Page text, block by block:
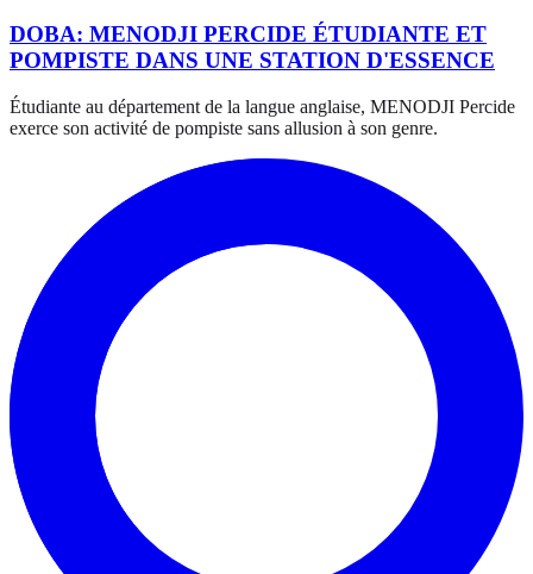
DOBA: MENODJI PERCIDE ÉTUDIANTE ET
POMPISTE DANS UNE STATION D'ESSENCE
Étudiante au département de la langue anglaise, MENODJI Percide
exerce son activité de pompiste sans allusion à son genre.